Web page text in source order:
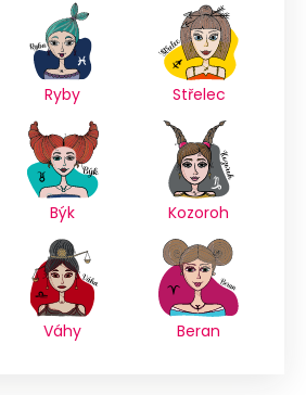
Ryby Střelec
Býk Kozoroh
Váhy Beran